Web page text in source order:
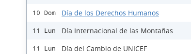
10 Dom Día de los Derechos Humanos
11 Lun Día Internacional de las Montañas
11 Lun Día del Cambio de UNICEF